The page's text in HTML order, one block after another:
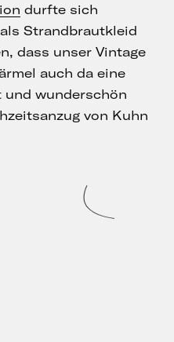
durfte sich
Strandbrautkleid
dass unser Vintage
auch da eine
wunderschön
von Kuhn